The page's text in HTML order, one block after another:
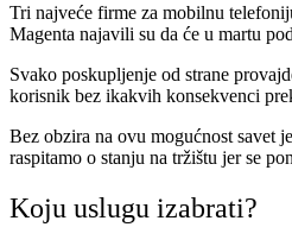
Tri najveće firme za mobilnu
Magenta najavili su da će u martu
Svako poskupljenje od strane
korisnik bez ikakvih konsekvenci
Bez obzira na ovu mogućnost savet
raspitamo o stanju na tržištu jer se
Koju uslugu izabrati?